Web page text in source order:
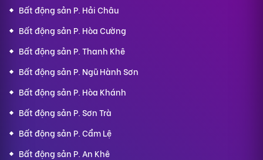
Bất động sản P. Hải Châu
Bất động sản P. Hòa Cường
Bất động sản P. Thanh Khê
Bất động sản P. Ngũ Hành Sơn
Bất động sản P. Hòa Khánh
Bất động sản P. Sơn Trà
Bất động sản P. Cẩm Lệ
Bất động sản P. An Khê